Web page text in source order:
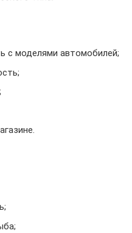
с моделями автомобилей;